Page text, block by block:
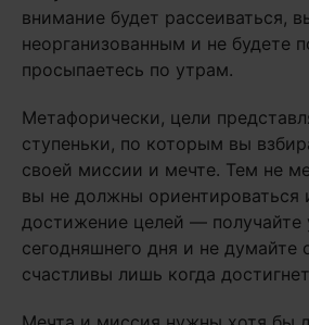
внимание будет рассеиваться,
неорганизованным и не будете
просыпаетесь по утрам.
Метафорически, цели
ступеньки, по которым вы
своей миссии и мечте. Тем не
вы не должны ориентироваться
достижение целей — получайте
сегодняшнего дня и не думайте
счастливы лишь когда